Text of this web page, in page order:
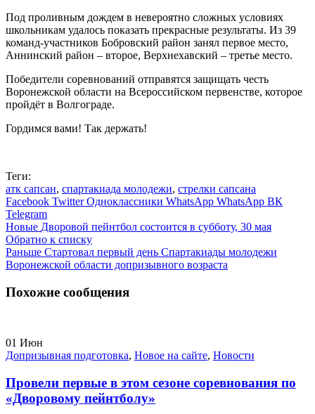
Под проливным дождем в невероятно сложных условиях
школьникам удалось показать прекрасные результаты. Из 39
команд-участников Бобровский район занял первое место,
Аннинский район – второе, Верхнехавский – третье место.
Победители соревнований отправятся защищать честь
Воронежской области на Всероссийском первенстве, которое
пройдёт в Волгограде.
Гордимся вами! Так держать!
Теги:
атк сапсан, спартакиада молодежи, стрелки сапсана
Facebook Twitter Одноклассники WhatsApp WhatsApp ВК
Telegram
Новые Дворовой пейнтбол состоится в субботу, 30 мая
Обратно к списку
Раньше Стартовал первый день Спартакиады молодежи
Воронежской области допризывного возраста
Похожие сообщения
01 Июн
Допризывная подготовка, Новое на сайте, Новости
Провели первые в этом сезоне соревнования по
«Дворовому пейнтболу»